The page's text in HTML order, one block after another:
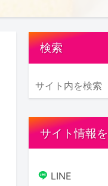
検索
サイト情報
LINE